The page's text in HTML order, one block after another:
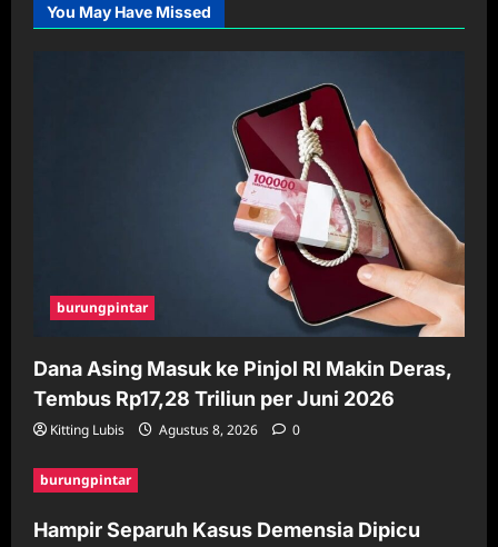
You May Have Missed
burungpintar
Dana Asing Masuk ke Pinjol RI Makin Deras,
Tembus Rp17,28 Triliun per Juni 2026
Kitting Lubis Agustus 8, 2026 0
burungpintar
Hampir Separuh Kasus Demensia Dipicu